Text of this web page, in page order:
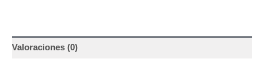
Valoraciones (0)